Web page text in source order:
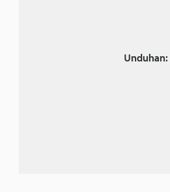
Unduhan: